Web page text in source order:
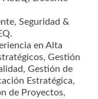
Seguridad &
en Alta
Gestión
Gestión de
Estratégica,
de Proyectos,